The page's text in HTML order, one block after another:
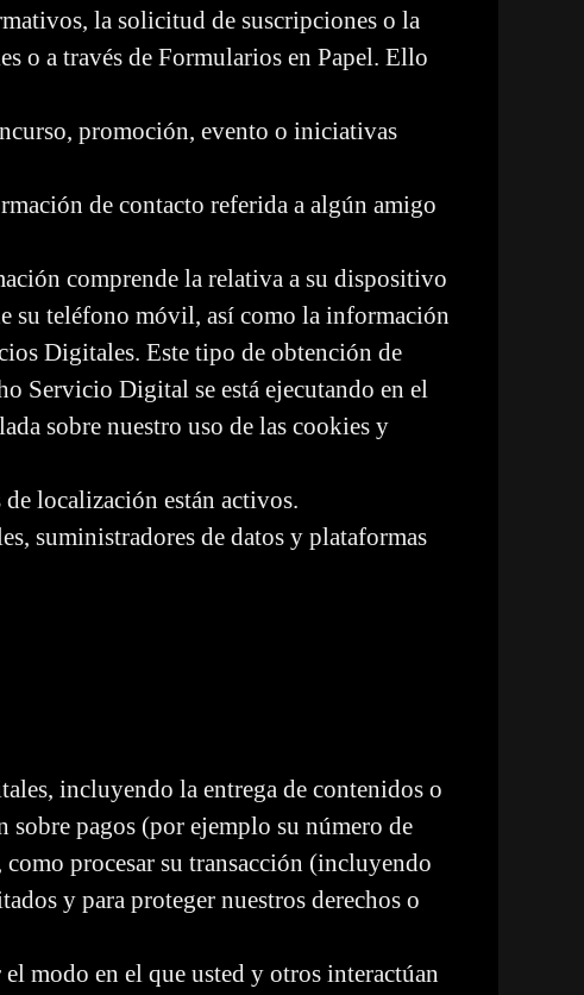
la solicitud de suscripciones o la
o a través de Formularios en Papel. Ello
promoción, evento o iniciativas
de contacto referida a algún amigo
comprende la relativa a su dispositivo
su teléfono móvil, así como la información
Digitales. Este tipo de obtención de
Servicio Digital se está ejecutando en el
sobre nuestro uso de las cookies y
localización están activos.
suministradores de datos y plataformas
incluyendo la entrega de contenidos o
sobre pagos (por ejemplo su número de
procesar su transacción (incluyendo
y para proteger nuestros derechos o
modo en el que usted y otros interactúan